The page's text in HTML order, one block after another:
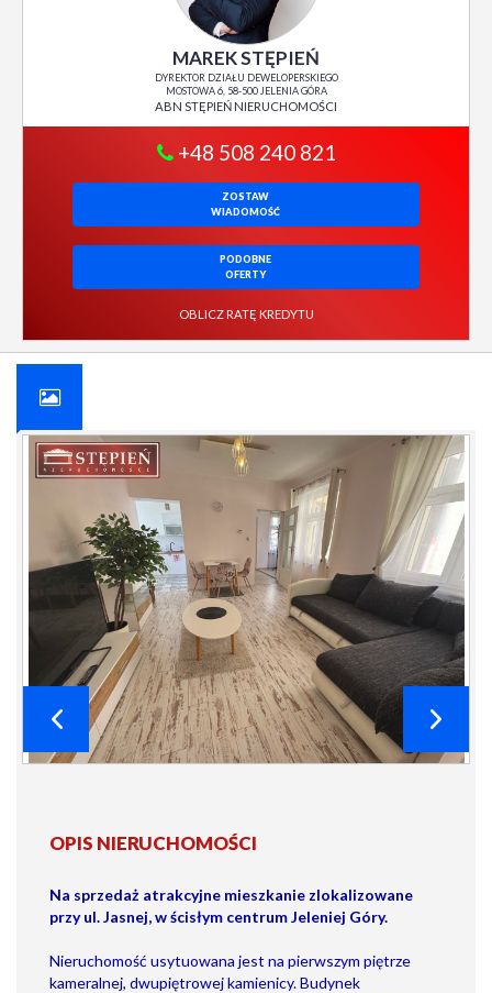
MAREK STĘPIEŃ
DYREKTOR DZIAŁU DEWELOPERSKIEGO
MOSTOWA 6, 58-500 JELENIA GÓRA
ABN STĘPIEŃ NIERUCHOMOŚCI
+48 508 240 821
ZOSTAW
WIADOMOŚĆ
PODOBNE
OFERTY
OBLICZ RATĘ KREDYTU
OPIS NIERUCHOMOŚCI
Na sprzedaż atrakcyjne mieszkanie zlokalizowane
przy ul. Jasnej, w ścisłym centrum Jeleniej Góry.
Nieruchomość usytuowana jest na pierwszym piętrze
kameralnej, dwupiętrowej kamienicy. Budynek